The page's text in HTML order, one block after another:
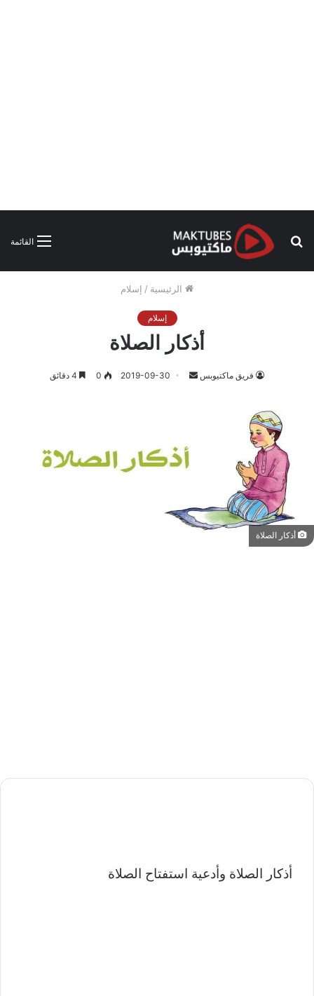
القائمة
بحث
الرئيسية / إسلام
إسلام
أذكار الصلاة
فريق ماكتيوبس
أرسل 2019-09-30
0
أذكار الصلاة
أذكار الصلاة وأدعية استفتاح الصلاة